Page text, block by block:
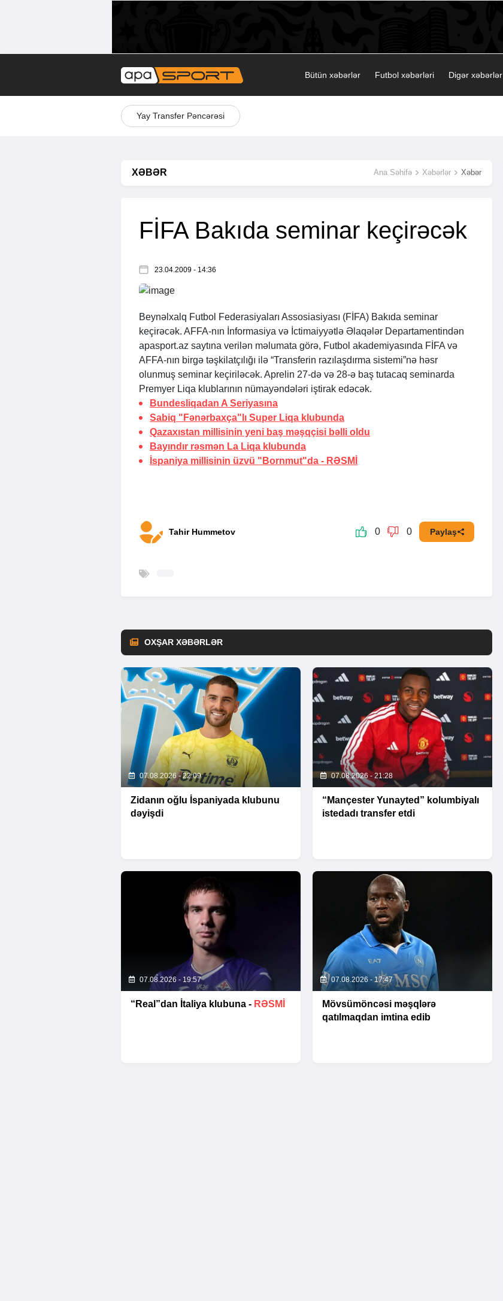
Bütün xəbərlər Futbol xəbərləri Digər xəbərlər
Yay Transfer Pəncərəsi
XƏBƏR Ana Səhifə Xəbərlər Xəbər
FİFA Bakıda seminar keçirəcək
23.04.2009 - 14:36
Beynəlxalq Futbol Federasiyaları Assosiasiyası (FİFA) Bakıda seminar
keçirəcək. AFFA-nın İnformasiya və İctimaiyyətlə Əlaqələr Departamentindən
apasport.az saytına verilən məlumata görə, Futbol akademiyasında FİFA və
AFFA-nın birgə təşkilatçılığı ilə “Transferin razılaşdırma sistemi”nə həsr
olunmuş seminar keçiriləcək. Aprelin 27-də və 28-ə baş tutacaq seminarda
Premyer Liqa klublarının nümayəndələri iştirak edəcək.
Bundesliqadan A Seriyasına
Sabiq "Fənərbaxça"lı Super Liqa klubunda
Qazaxıstan millisinin yeni baş məşqçisi bəlli oldu
Bayındır rəsmən La Liqa klubunda
İspaniya millisinin üzvü "Bornmut"da - RƏSMİ
Tahir Hummetov 0 0 Paylaş
OXŞAR XƏBƏRLƏR
07.08.2026 - 22:09
Zidanın oğlu İspaniyada klubunu
dəyişdi
07.08.2026 - 21:28
“Mançester Yunayted” kolumbiyalı
istedadı transfer etdi
07.08.2026 - 19:57
“Real”dan İtaliya klubuna - RƏSMİ
07.08.2026 - 17:47
Mövsümöncəsi məşqlərə
qatılmaqdan imtina edib